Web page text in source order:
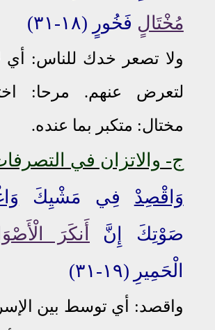
مُخْتَالٍ فَخُورٍ (١٨-٣١)
ولا تصعر خدك للناس: أي لا
لتعرض عنهم. مرحا:
مختال: متكبر بما عنده.
ج- والاتزان في
وَاقْصِدْ فِي مَشْيِكَ
صَوْتِكَ إِنَّ
أَنكَرَ
الْحَمِيرِ (١٩-٣١)
واقصد: أي توسط بين